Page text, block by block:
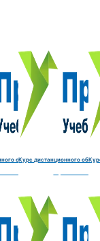
по
руб. 9800
обучения:
Курс дистанционного